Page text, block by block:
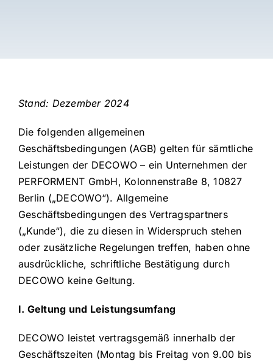
Stand: Dezember 2024
Die folgenden allgemeinen
Geschäftsbedingungen (AGB) gelten für sämtliche
Leistungen der DECOWO – ein Unternehmen der
PERFORMENT GmbH, Kolonnenstraße 8, 10827
Berlin („DECOWO“). Allgemeine
Geschäftsbedingungen des Vertragspartners
(„Kunde“), die zu diesen in Widerspruch stehen
oder zusätzliche Regelungen treffen, haben ohne
ausdrückliche, schriftliche Bestätigung durch
DECOWO keine Geltung.
I. Geltung und Leistungsumfang
DECOWO leistet vertragsgemäß innerhalb der
Geschäftszeiten (Montag bis Freitag von 9.00 bis